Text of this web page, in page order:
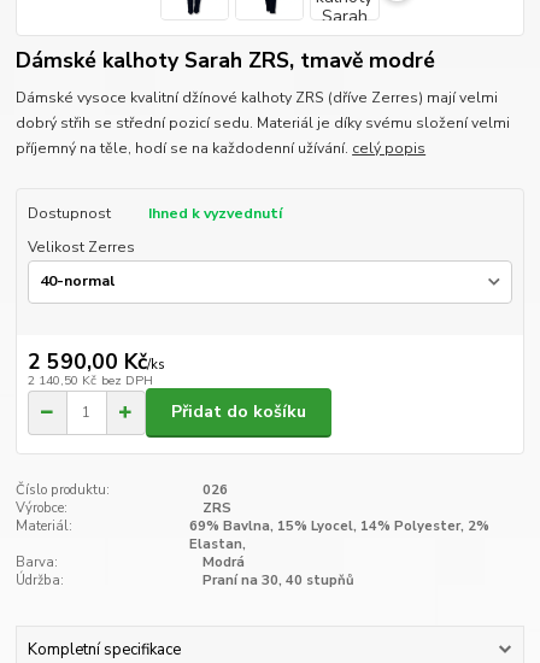
Dámské kalhoty Sarah ZRS, tmavě modré
Dámské vysoce kvalitní džínové kalhoty ZRS (dříve Zerres) mají velmi
dobrý střih se střední pozicí sedu. Materiál je díky svému složení velmi
příjemný na těle, hodí se na každodenní užívání. celý popis
Dostupnost
Ihned k vyzvednutí
Velikost Zerres
2 590,00 Kč/ks
2 140,50 Kč bez DPH
Přidat do košíku
Číslo produktu:
026
Výrobce:
ZRS
Materiál:
69% Bavlna, 15% Lyocel, 14% Polyester, 2%
Elastan,
Barva:
Modrá
Údržba:
Praní na 30, 40 stupňů
Kompletní specifikace